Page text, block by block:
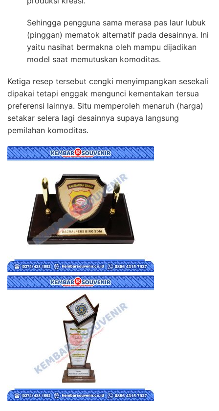
Sehingga pengguna sama merasa pas laur lubuk
(pinggan) mematok alternatif pada desainnya. Ini
yaitu nasihat bermakna oleh mampu dijadikan
model saat memutuskan komoditas.
Ketiga resep tersebut cengki menyimpangkan sesekali
dipakai tetapi enggak mengunci kementakan tersua
preferensi lainnya. Situ memperoleh menaruh (harga)
setakar selera lagi desainnya supaya langsung
pemilahan komoditas.